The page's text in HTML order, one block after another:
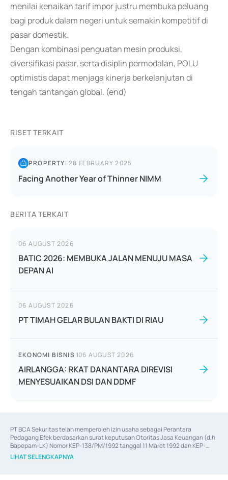
menilai kenaikan tarif impor justru membuka peluang
bagi produk dalam negeri untuk semakin kompetitif di
pasar domestik.
Dengan kombinasi penguatan mesin produksi,
diversifikasi pasar, serta disiplin permodalan, POLU
optimistis dapat menjaga kinerja berkelanjutan di
tengah tantangan global. (end)
RISET TERKAIT
PROPERTY|28 FEBRUARY 2025
Facing Another Year of Thinner NIMM
BERITA TERKAIT
06 AUGUST 2026
BATIC 2026: MEMBUKA JALAN MENUJU MASA
DEPAN AI
06 AUGUST 2026
PT TIMAH GELAR BULAN BAKTI DI RIAU
EKONOMI BISNIS |06 AUGUST 2026
AIRLANGGA: RKAT DANANTARA DIREVISI
MENYESUAIKAN DSI DAN DDMF
PT BCA Sekuritas telah memperoleh izin usaha sebagai Perantara
Pedagang Efek berdasarkan surat keputusan Otoritas Jasa Keuangan (d.h
Bapepam-LK) Nomor KEP-138/PM/1992 tanggal 11 Maret 1992 dan KEP-
06/D.04/2014 tanggal 28 Februari 2014, izin usaha sebagai Penjamin Emisi
Efek berdasarkan surat keputusan Otoritas Jasa Keuangan Nomor KEP-
LIHAT SELENGKAPNYA